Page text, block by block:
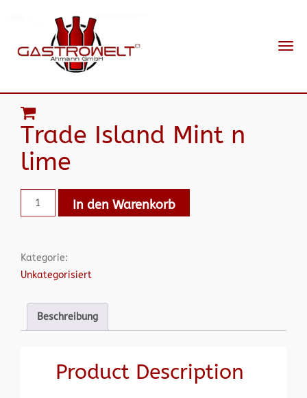
Trade Island Mint n
lime
In den Warenkorb
Kategorie:
Unkategorisiert
Beschreibung
Product Description